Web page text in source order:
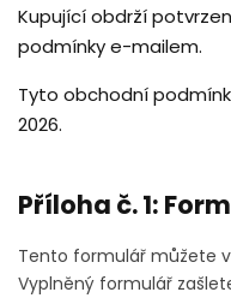
Kupující obdrží
podmínky e-mailem.
Tyto obchodní
2026.
Příloha č. 1:
Tento formulář můžete
Vyplněný formulář